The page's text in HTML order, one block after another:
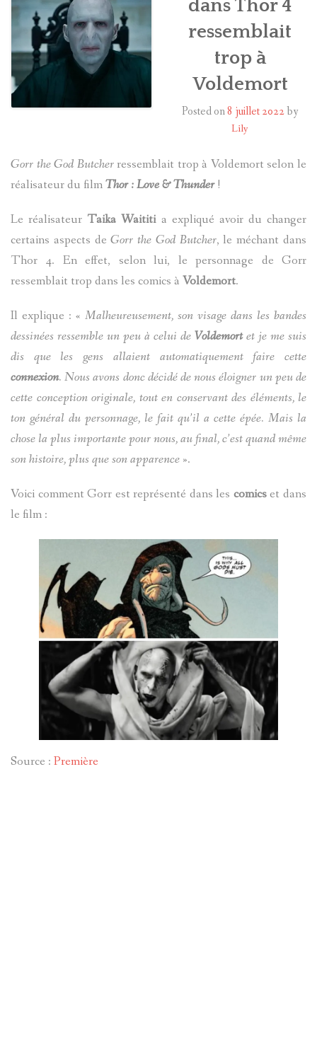
HARRY POTTER
LES ACTEURS
A PROPOS
dans Thor 4
ressemblait
trop à
Voldemort
Posted on8 juillet 2022by
Lily
Gorr the God Butcherressemblait trop à Voldemort selon le
réalisateur du filmThor : Love & Thunder!
Le réalisateur Taika Waititia expliqué avoir du changer
certains aspects deGorr the God Butcher, le méchant dans
Thor 4. En effet, selon lui, le personnage de Gorr
ressemblait trop dans les comics à Voldemort.
Il explique : « Malheureusement, son visage dans les bandes
dessinées ressemble un peu à celui de Voldemortet je me suis
dis que les gens allaient automatiquement faire cette
connexion. Nous avons donc décidé de nous éloigner un peu de
cette conception originale, tout en conservant des éléments, le
ton général du personnage, le fait qu’il a cette épée. Mais la
chose la plus importante pour nous, au final, c’est quand même
son histoire, plus que son apparence ».
Voici comment Gorr est représenté dans les comicset dans
le film :
Source : Première